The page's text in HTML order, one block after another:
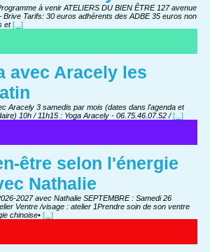
à venir ATELIERS DU BIEN ÊTRE 127 avenue
Tarifs: 30 euros adhérents des ADBE 35 euros non
et [...]
avec Aracely les
Aracely 3 samedis par mois (dates dans l'agenda et
10h / 11h15 : Yoga Aracely - 06.75.46.07.52 / [...]
être selon l'énergie
Nathalie
2027 avec Nathalie SEPTEMBRE : Samedi 26
Ventre /visage : atelier 1Prendre soin de son ventre
chinoise• [...]